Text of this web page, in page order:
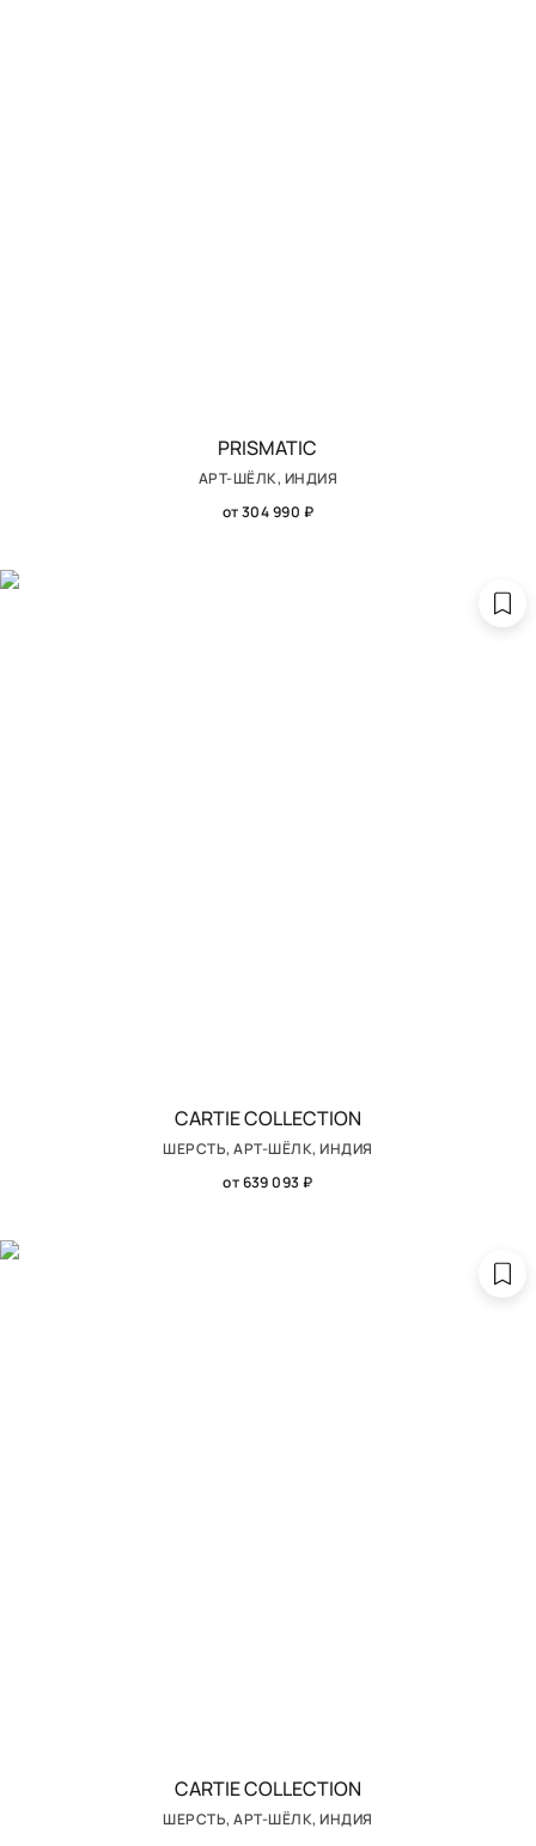
PRISMATIC
АРТ-ШЁЛК, ИНДИЯ
от 304 990 ₽
CARTIE COLLECTION
ШЕРСТЬ, АРТ-ШЁЛК, ИНДИЯ
от 639 093 ₽
CARTIE COLLECTION
ШЕРСТЬ, АРТ-ШЁЛК, ИНДИЯ